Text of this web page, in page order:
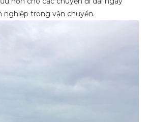
nghiệp trong vận chuyển.